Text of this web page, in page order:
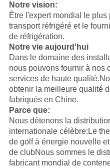
Notre vision:
Être l'expert mondial le
transport réfrigéré et le
de réfrigération.
Notre vie aujourd'hui
Dans le domaine des
nous pouvons fournir à nos
services de haute
obtenir la meilleure qualité
fabriqués en Chine.
Parce que:
Nous détenons la
internationale célèbre:Le
de golf à énergie nouvelle
de clubNous sommes le
fabricant mondial de